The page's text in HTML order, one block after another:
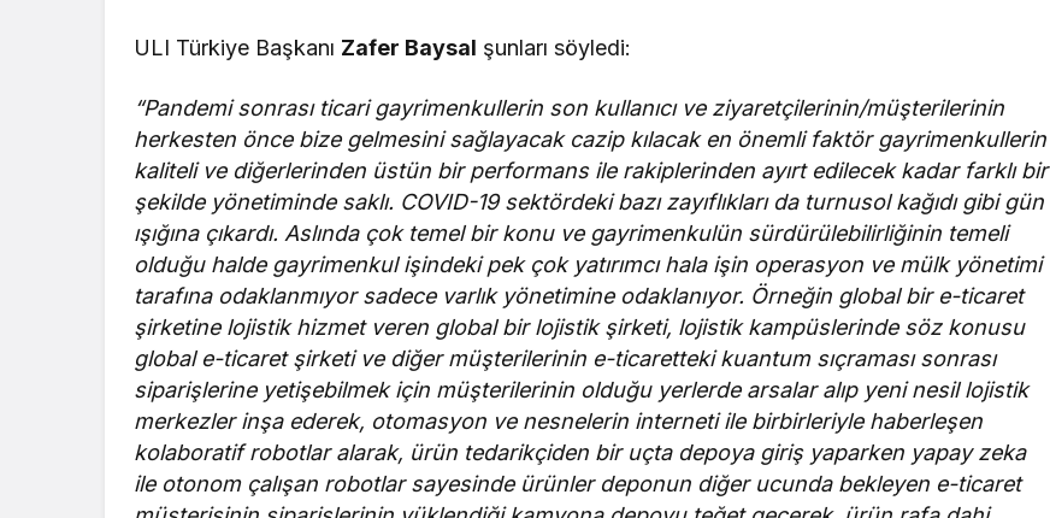
ULI Türkiye Başkanı Zafer Baysal şunları söyledi:
“Pandemi sonrası ticari gayrimenkullerin son kullanıcı ve ziyaretçilerinin/müşterilerinin
herkesten önce bize gelmesini sağlayacak cazip kılacak en önemli faktör gayrimenkullerin
kaliteli ve diğerlerinden üstün bir performans ile rakiplerinden ayırt edilecek kadar farklı bir
şekilde yönetiminde saklı. COVID-19 sektördeki bazı zayıflıkları da turnusol kağıdı gibi gün
ışığına çıkardı. Aslında çok temel bir konu ve gayrimenkulün sürdürülebilirliğinin temeli
olduğu halde gayrimenkul işindeki pek çok yatırımcı hala işin operasyon ve mülk yönetimi
tarafına odaklanmıyor sadece varlık yönetimine odaklanıyor. Örneğin global bir e-ticaret
şirketine lojistik hizmet veren global bir lojistik şirketi, lojistik kampüslerinde söz konusu
global e-ticaret şirketi ve diğer müşterilerinin e-ticaretteki kuantum sıçraması sonrası
siparişlerine yetişebilmek için müşterilerinin olduğu yerlerde arsalar alıp yeni nesil lojistik
merkezler inşa ederek, otomasyon ve nesnelerin interneti ile birbirleriyle haberleşen
kolaboratif robotlar alarak, ürün tedarikçiden bir uçta depoya giriş yaparken yapay zeka
ile otonom çalışan robotlar sayesinde ürünler deponun diğer ucunda bekleyen e-ticaret